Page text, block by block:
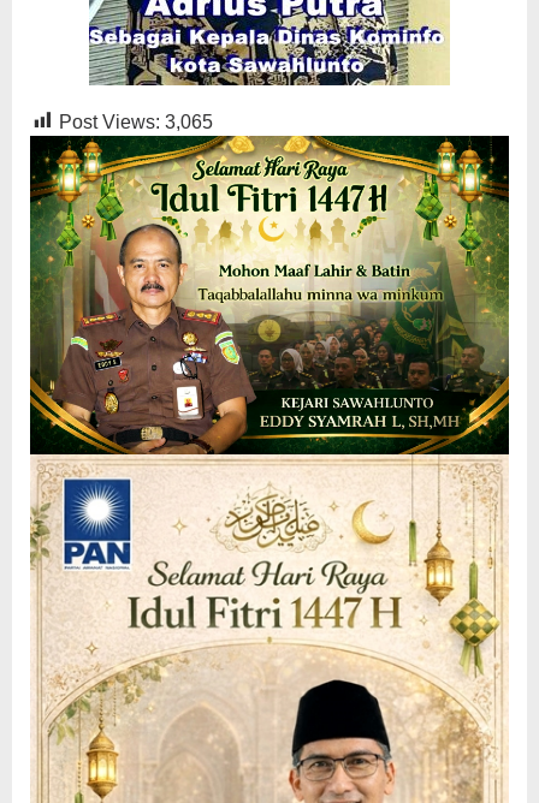
Post Views: 3,065